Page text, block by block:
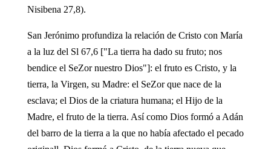
Nisibena 27,8).
San Jerónimo profundiza la relación de Cristo con María
a la luz del Sl 67,6 ["La tierra ha dado su fruto; nos
bendice el SeZor nuestro Dios"]: el fruto es Cristo, y la
tierra, la Virgen, su Madre: el SeZor que nace de la
esclava; el Dios de la criatura humana; el Hijo de la
Madre, el fruto de la tierra. Así como Dios formó a Adán
del barro de la tierra a la que no había afectado el pecado